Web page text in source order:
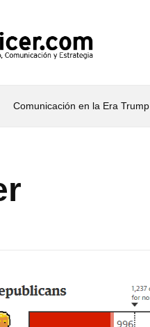
Comunicación en la Era Trump